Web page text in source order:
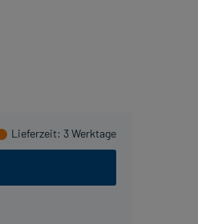
Lieferzeit: 3 Werktage